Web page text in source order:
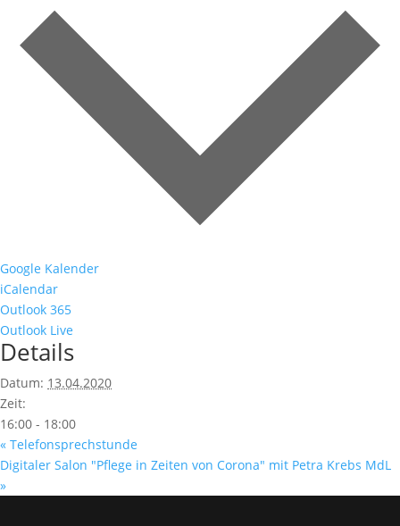
Google Kalender
iCalendar
Outlook 365
Outlook Live
Details
Datum: 13.04.2020
Zeit:
16:00 - 18:00
« Telefonsprechstunde
Digitaler Salon "Pflege in Zeiten von Corona" mit Petra Krebs MdL
»